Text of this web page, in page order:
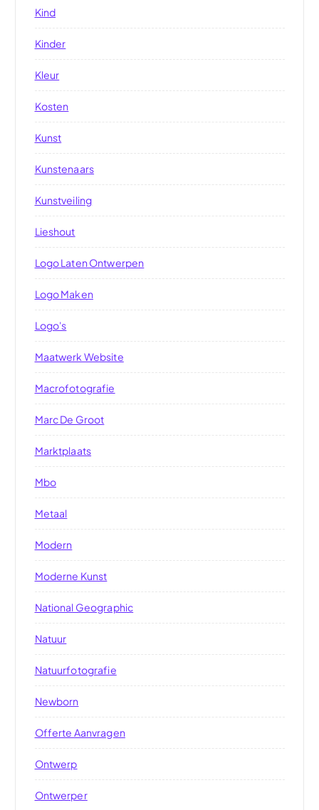
Kind
Kinder
Kleur
Kosten
Kunst
Kunstenaars
Kunstveiling
Lieshout
Logo Laten Ontwerpen
Logo Maken
Logo's
Maatwerk Website
Macrofotografie
Marc De Groot
Marktplaats
Mbo
Metaal
Modern
Moderne Kunst
National Geographic
Natuur
Natuurfotografie
Newborn
Offerte Aanvragen
Ontwerp
Ontwerper